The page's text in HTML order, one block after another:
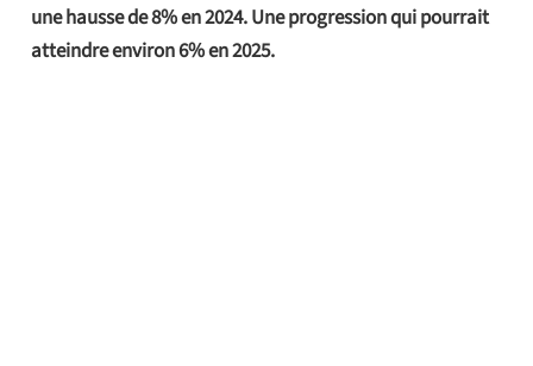
une hausse de 8% en 2024. Une progression qui pourrait
atteindre environ 6% en 2025.